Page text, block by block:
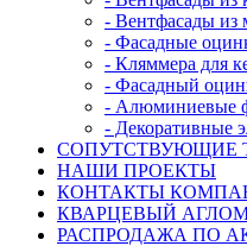
- Вентфасады из
- Фасадные
- Кляммера для
- Фасадный
- Алюминиевые
- Декоративные
СОПУТСТВУЮЩИЕ
НАШИ ПРОЕКТЫ
КОНТАКТЫ
КВАРЦЕВЫЙ
РАСПРОДАЖА ПО